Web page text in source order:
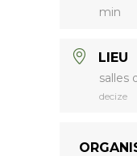
min
LIEU
salles
decize